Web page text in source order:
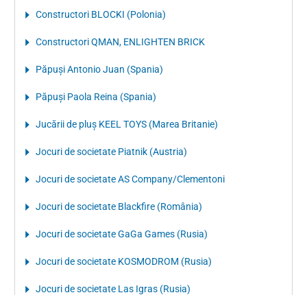
Constructori BLOCKI (Polonia)
Constructori QMAN, ENLIGHTEN BRICK
Păpuși Antonio Juan (Spania)
Păpuși Paola Reina (Spania)
Jucării de pluș KEEL TOYS (Marea Britanie)
Jocuri de societate Piatnik (Austria)
Jocuri de societate AS Company/Clementoni
Jocuri de societate Blackfire (România)
Jocuri de societate GaGa Games (Rusia)
Jocuri de societate KOSMODROM (Rusia)
Jocuri de societate Las Igras (Rusia)